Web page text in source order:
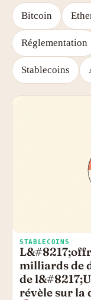
Bitcoin
Réglementation
Stablecoins
STABLECOINS
milliards de
de
révèle sur la